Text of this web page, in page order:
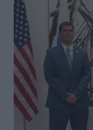
Winners
&
Losers
Επι-
θετικά
Rumors
ESG
Today